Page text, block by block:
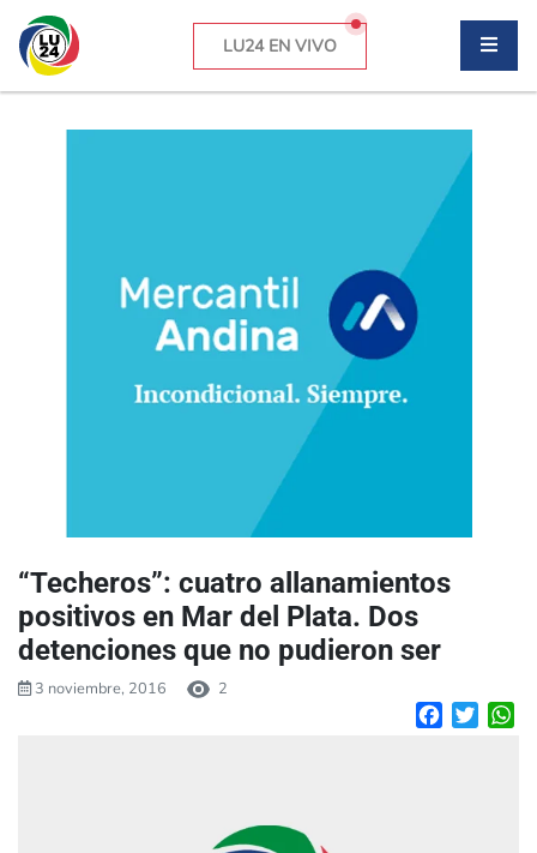
LU24 EN VIVO
“Techeros”: cuatro allanamientos
positivos en Mar del Plata. Dos
detenciones que no pudieron ser
3 noviembre, 2016 2
Facebook